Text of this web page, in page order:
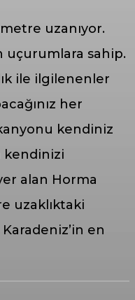
uzanıyor.
uçurumlara sahip.
ile ilgilenenler
her
kendiniz
kendinizi
alan Horma
uzaklıktaki
en